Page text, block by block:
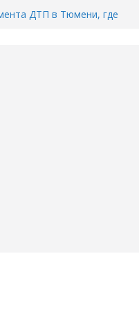
ДТП в Тюмени, где